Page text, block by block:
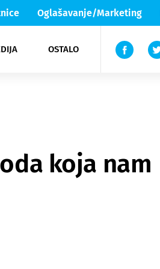
Oglašavanje/Marketing
OSTALO
Lika & Senj
TV
koja nam